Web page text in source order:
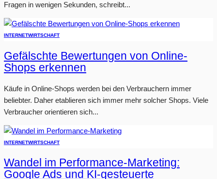
Fragen in wenigen Sekunden, schreibt...
INTERNETWIRTSCHAFT
Gefälschte Bewertungen von Online-
Shops erkennen
Käufe in Online-Shops werden bei den Verbrauchern immer
beliebter. Daher etablieren sich immer mehr solcher Shops. Viele
Verbraucher orientieren sich...
INTERNETWIRTSCHAFT
Wandel im Performance-Marketing:
Google Ads und KI-gesteuerte